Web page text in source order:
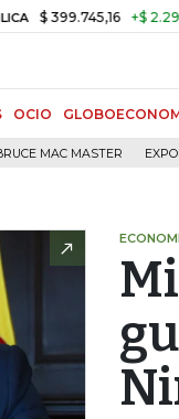
399.745,16 +$ 2.295,71
OCIO
MAC MASTER